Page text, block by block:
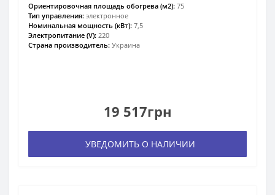
Ориентировочная площадь обогрева (м2): 75
Тип управления: электронное
Номинальная мощность (кВт): 7,5
Электропитание (V): 220
Страна производитель: Украина
19 517грн
УВЕДОМИТЬ О НАЛИЧИИ